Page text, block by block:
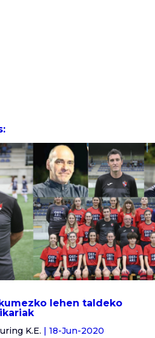
lehen taldeko
K.E. | 18-Jun-2020